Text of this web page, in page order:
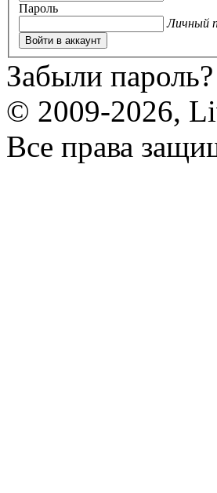
Пароль
Личный
Войти в аккаунт
Забыли
© 2009-2026,
Все права